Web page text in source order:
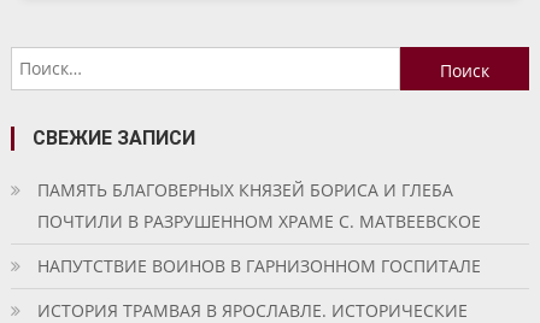
Найти:
СВЕЖИЕ ЗАПИСИ
ПАМЯТЬ БЛАГОВЕРНЫХ КНЯЗЕЙ БОРИСА И ГЛЕБА
ПОЧТИЛИ В РАЗРУШЕННОМ ХРАМЕ С. МАТВЕЕВСКОЕ
НАПУТСТВИЕ ВОИНОВ В ГАРНИЗОННОМ ГОСПИТАЛЕ
ИСТОРИЯ ТРАМВАЯ В ЯРОСЛАВЛЕ. ИСТОРИЧЕСКИЕ